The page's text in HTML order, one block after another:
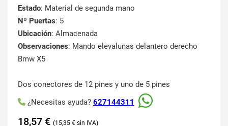
Estado: Material de segunda mano
Nº Puertas: 5
Ubicación: Almacenada
Observaciones: Mando elevalunas delantero derecho
Bmw X5
Dos conectores de 12 pines y uno de 5 pines
¿Necesitas ayuda? 627144311
18,57 € 15,35 €